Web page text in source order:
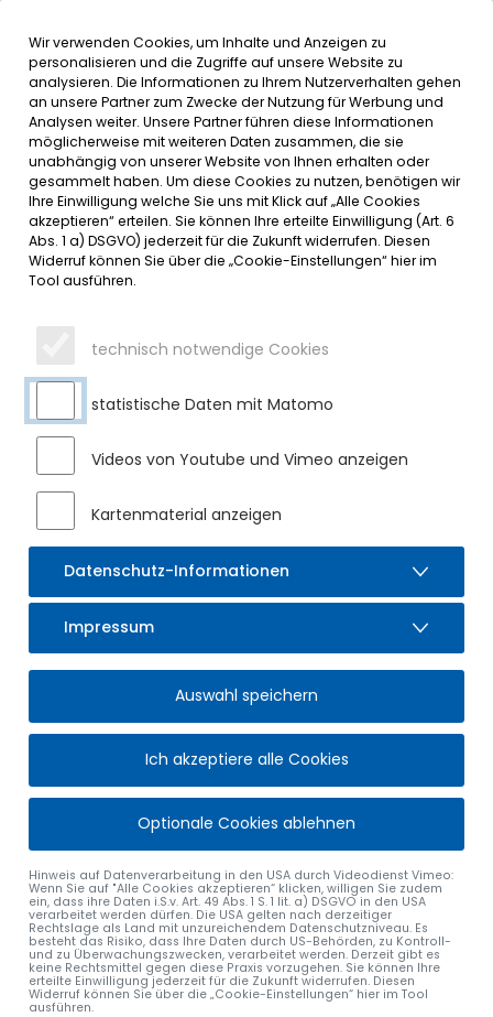
Inhalt der Seite anspringen
Informationen undMENÜ
SERVICE
150 JAHRE SULZBERGER
FEUERWEHR – DANK &
GRATULATION
Liebe Mitbürgerinnen und Mitbürger, 150 Jahre – ein
bemerkenswerter Meilenstein! Im Namen des Gemeinderats
und als Bürgermeister gratuliere ich herzlich der Freiwilligen
Feuerwehr Sulzberg zum Jubiläum!
Die Feierlichkeiten vom 8. bis 12. Mai 2024 bieten eine
Gelegenheit, die Geschichte und das Engagement der
Feuerwehr zu feiern. Lasst uns Erinnerungen austauschen
und die Leidenschaft unserer Feuerwehrleute würdigen.
Möge dieses Jubiläum ein Ausblick auf eine Zukunft sein, in
Alles Gute für die nächsten 150 Jahre!
Herzlichst,
Wir verwenden Cookies, um Inhalte und Anzeigen zu
personalisieren und die Zugriffe auf unsere Website zu
analysieren. Die Informationen zu Ihrem Nutzerverhalten gehen
an unsere Partner zum Zwecke der Nutzung für Werbung und
Analysen weiter. Unsere Partner führen diese Informationen
möglicherweise mit weiteren Daten zusammen, die sie
unabhängig von unserer Website von Ihnen erhalten oder
gesammelt haben. Um diese Cookies zu nutzen, benötigen wir
Ihre Einwilligung welche Sie uns mit Klick auf „Alle Cookies
akzeptieren“ erteilen. Sie können Ihre erteilte Einwilligung (Art. 6
Abs. 1 a) DSGVO) jederzeit für die Zukunft widerrufen. Diesen
Widerruf können Sie über die „Cookie-Einstellungen“ hier im
Tool ausführen.
technisch notwendige Cookies
statistische Daten mit Matomo
Videos von Youtube und Vimeo anzeigen
Kartenmaterial anzeigen
Datenschutz-Informationen
Impressum
Auswahl speichern
Ich akzeptiere alle Cookies
Optionale Cookies ablehnen
Hinweis auf Datenverarbeitung in den USA durch Videodienst Vimeo:
Wenn Sie auf "Alle Cookies akzeptieren“ klicken, willigen Sie zudem
ein, dass ihre Daten i.S.v. Art. 49 Abs. 1 S. 1 lit. a) DSGVO in den USA
verarbeitet werden dürfen. Die USA gelten nach derzeitiger
Rechtslage als Land mit unzureichendem Datenschutzniveau. Es
besteht das Risiko, dass Ihre Daten durch US-Behörden, zu Kontroll-
und zu Überwachungszwecken, verarbeitet werden. Derzeit gibt es
keine Rechtsmittel gegen diese Praxis vorzugehen. Sie können Ihre
erteilte Einwilligung jederzeit für die Zukunft widerrufen. Diesen
Widerruf können Sie über die „Cookie-Einstellungen“ hier im Tool
ausführen.